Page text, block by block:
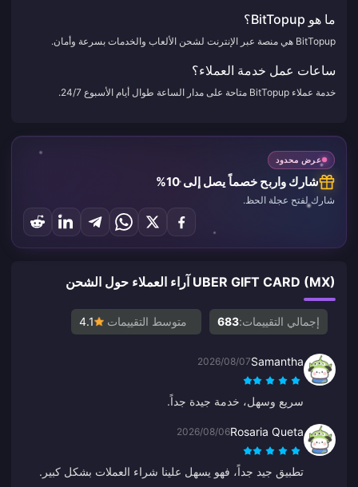
ما هو BitTopup؟
BitTopup هي منصة عبر الإنترنت لشحن الألعاب والخدمات بسرعة وأمان.
ساعات عمل خدمة العملاء؟
خدمة عملاء BitTopup متاحة على مدار الساعة طوال أيام الأسبوع 24/7.
عرض محدود
شارك واربح خصماً يصل إلى 10%
شارك لفتح عجلة الحظ.
UBER GIFT CARD (MX) آراء العملاء حول الشحن
إجمالي التقييمات:683 متوسط التقييمات 4.1
Samantha
2026/08/07
سريع وسهل، خدمة جيدة جداً.
Rosaria Queta
2026/08/06
تطبيق جيد جداً، فهو يسهل علينا شراء العملات بشكل كبير.